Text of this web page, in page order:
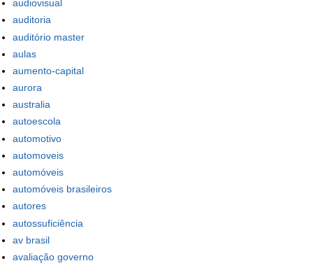
audiovisual
auditoria
auditório master
aulas
aumento-capital
aurora
australia
autoescola
automotivo
automoveis
automóveis
automóveis brasileiros
autores
autossuficiência
av brasil
avaliação governo